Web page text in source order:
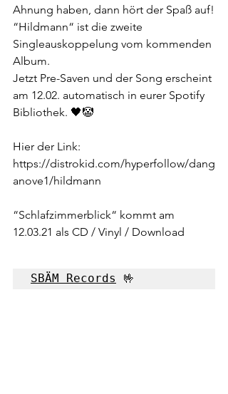
Ahnung haben, dann hört der Spaß auf!
“Hildmann“ ist die zweite
Singleauskoppelung vom kommenden
Album.
Jetzt Pre-Saven und der Song erscheint
am 12.02. automatisch in eurer Spotify
Bibliothek. 🖤🤡
Hier der Link:
https://distrokid.com/hyperfollow/dang
anove1/hildmann
“Schlafzimmerblick“ kommt am
12.03.21 als CD / Vinyl / Download
SBÄM Records 🤟